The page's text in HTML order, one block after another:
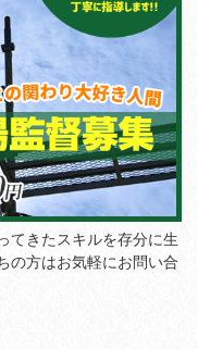
てきたスキルを存分に生
の方はお気軽にお問い合